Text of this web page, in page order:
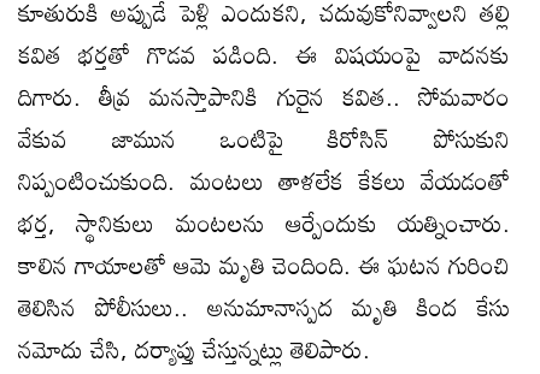
కూతురుకి అప్పుడే పెళ్లి ఎందుకని, చదువుకోనివ్వాలని తల్లి
కవిత భర్తతో గొడవ పడింది. ఈ విషయంపై వాదనకు
దిగారు. తీవ్ర మనస్తాపానికి గురైన కవిత.. సోమవారం
వేకువ జామున ఒంటిపై కిరోసిన్ పోసుకుని
నిప్పంటించుకుంది. మంటలు తాళలేక కేకలు వేయడంతో
భర్త, స్థానికులు మంటలను ఆర్పేందుకు యత్నించారు.
కాలిన గాయాలతో ఆమె మృతి చెందింది. ఈ ఘటన గురించి
తెలిసిన పోలీసులు.. అనుమానాస్పద మృతి కింద కేసు
నమోదు చేసి, దర్యాప్తు చేస్తున్నట్లు తెలిపారు.